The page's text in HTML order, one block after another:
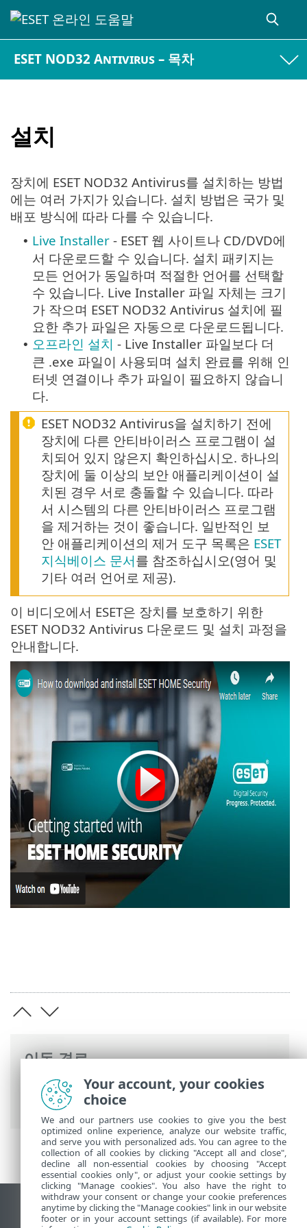
ESET NOD32 Antivirus – 목차
설치
이동 경로
ESET 온라인 도움말>ESET NOD32
Antivirus
>설치
장치에 ESET NOD32 Antivirus를 설치하는 방법
에는 여러 가지가 있습니다. 설치 방법은 국가 및
배포 방식에 따라 다를 수 있습니다.
• Live Installer - ESET 웹 사이트나 CD/DVD에
서 다운로드할 수 있습니다. 설치 패키지는
모든 언어가 동일하며 적절한 언어를 선택할
수 있습니다. Live Installer 파일 자체는 크기
가 작으며 ESET NOD32 Antivirus 설치에 필
요한 추가 파일은 자동으로 다운로드됩니다.
• 오프라인 설치 - Live Installer 파일보다 더
큰 .exe 파일이 사용되며 설치 완료를 위해 인
터넷 연결이나 추가 파일이 필요하지 않습니
다.
ESET NOD32 Antivirus을 설치하기 전에
장치에 다른 안티바이러스 프로그램이 설
치되어 있지 않은지 확인하십시오. 하나의
장치에 둘 이상의 보안 애플리케이션이 설
치된 경우 서로 충돌할 수 있습니다. 따라
서 시스템의 다른 안티바이러스 프로그램
을 제거하는 것이 좋습니다. 일반적인 보
안 애플리케이션의 제거 도구 목록은 ESET
지식베이스 문서를 참조하십시오(영어 및
기타 여러 언어로 제공).
이 비디오에서 ESET은 장치를 보호하기 위한
ESET NOD32 Antivirus 다운로드 및 설치 과정을
안내합니다.
데스크톱 사이트 보기
Your account, your cookies
choice
We and our partners use cookies to give you the best
optimized online experience, analyze our website traffic,
and serve you with personalized ads. You can agree to the
collection of all cookies by clicking "Accept all and close",
decline all non-essential cookies by choosing "Accept
essential cookies only", or adjust your cookie settings by
clicking "Manage cookies". You also have the right to
withdraw your consent or change your cookie preferences
anytime by clicking the "Manage cookies" link in our website
footer or in your account settings (if available). For more